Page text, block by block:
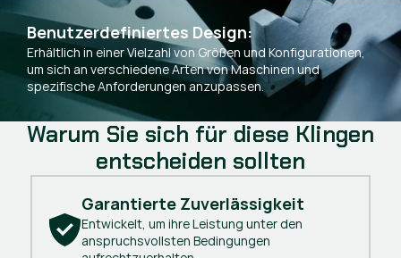
Warum Sie sich für diese Klingen
entscheiden sollten
Garantierte Zuverlässigkeit
Entwickelt, um ihre Leistung unter den
anspruchsvollsten Bedingungen
Benutzerdefiniertes Design:
Erhältlich in einer Vielzahl von Größen und Konfigurationen,
um sich an verschiedene Arten von Maschinen und
spezifische Anforderungen anzupassen.